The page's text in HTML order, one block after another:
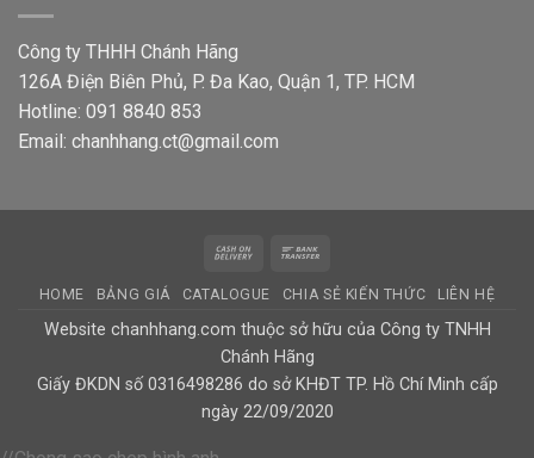
Công ty THHH Chánh Hãng
126A Điện Biên Phủ, P. Đa Kao, Quận 1, TP. HCM
Hotline: 091 8840 853
Email: chanhhang.ct@gmail.com
Cash
Delivery
HOME BẢNG GIÁ CATALOGUE CHIA SẺ KIẾN THỨC LIÊN HỆ
Website chanhhang.com thuộc sở hữu của Công ty TNHH
Chánh Hãng
Giấy ĐKDN số 0316498286 do sở KHĐT TP. Hồ Chí Minh cấp
ngày 22/09/2020